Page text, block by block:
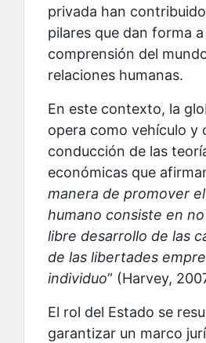
privada han
pilares que dan forma a
comprensión del
relaciones humanas.
En este contexto, la
opera como vehículo y
conducción de las
económicas que
manera de promover
humano consiste en
libre desarrollo de las
de las libertades
individuo” (Harvey,
El rol del Estado se
garantizar un marco